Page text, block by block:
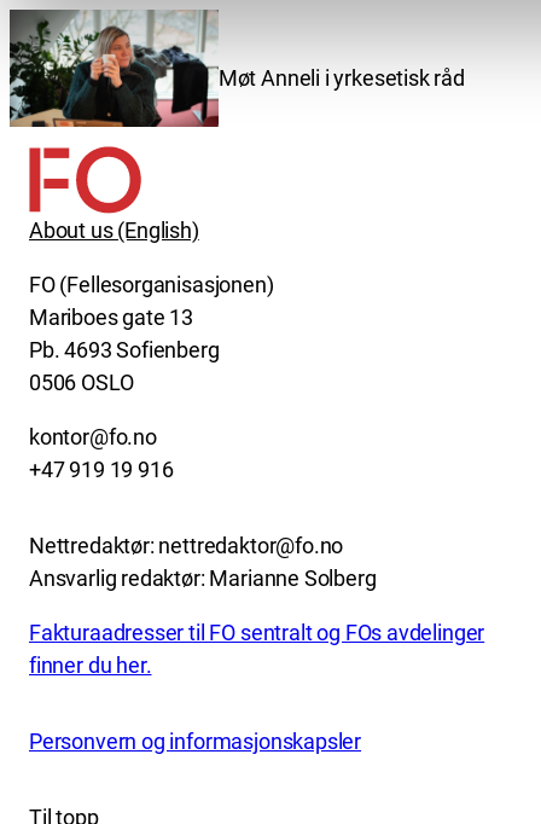
Møt Anneli i yrkesetisk råd
About us (English)
FO (Fellesorganisasjonen)
Mariboes gate 13
Pb. 4693 Sofienberg
0506 OSLO
kontor@fo.no
+47 919 19 916
Nettredaktør: nettredaktor@fo.no
Ansvarlig redaktør: Marianne Solberg
Fakturaadresser til FO sentralt og FOs avdelinger
finner du her.
Personvern og informasjonskapsler
Til topp